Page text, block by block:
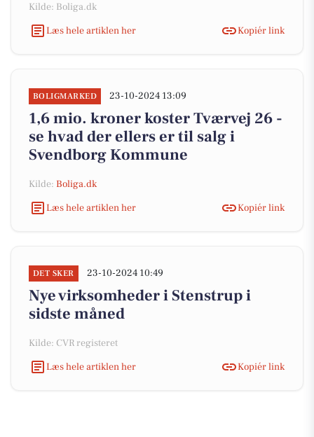
Kilde: Boliga.dk
Læs hele artiklen her
Kopiér link
BOLIGMARKED 23-10-2024 13:09
1,6 mio. kroner koster Tværvej 26 -
se hvad der ellers er til salg i
Svendborg Kommune
Kilde: Boliga.dk
Læs hele artiklen her
Kopiér link
DET SKER 23-10-2024 10:49
Nye virksomheder i Stenstrup i
sidste måned
Kilde: CVR registeret
Læs hele artiklen her
Kopiér link